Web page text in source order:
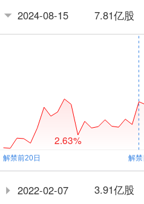
2024-08-15 7.81亿股
2.63%
2022-02-07 3.91亿股